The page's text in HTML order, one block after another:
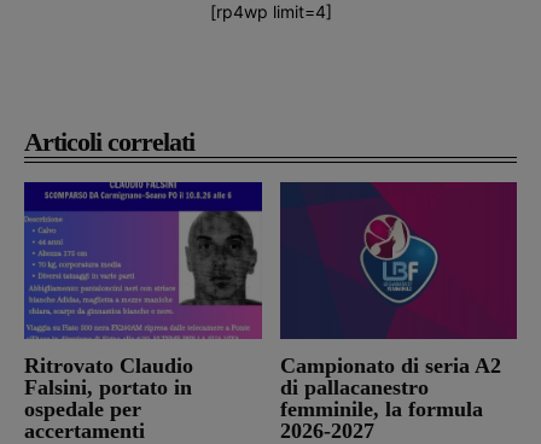
Articoli correlati
Ritrovato Claudio
Falsini, portato in
ospedale per
accertamenti
Campionato di seria A2
di pallacanestro
femminile, la formula
2026-2027
[rp4wp limit=4]